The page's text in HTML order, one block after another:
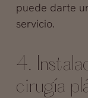
puede darte
servicio.
4.
cirugía